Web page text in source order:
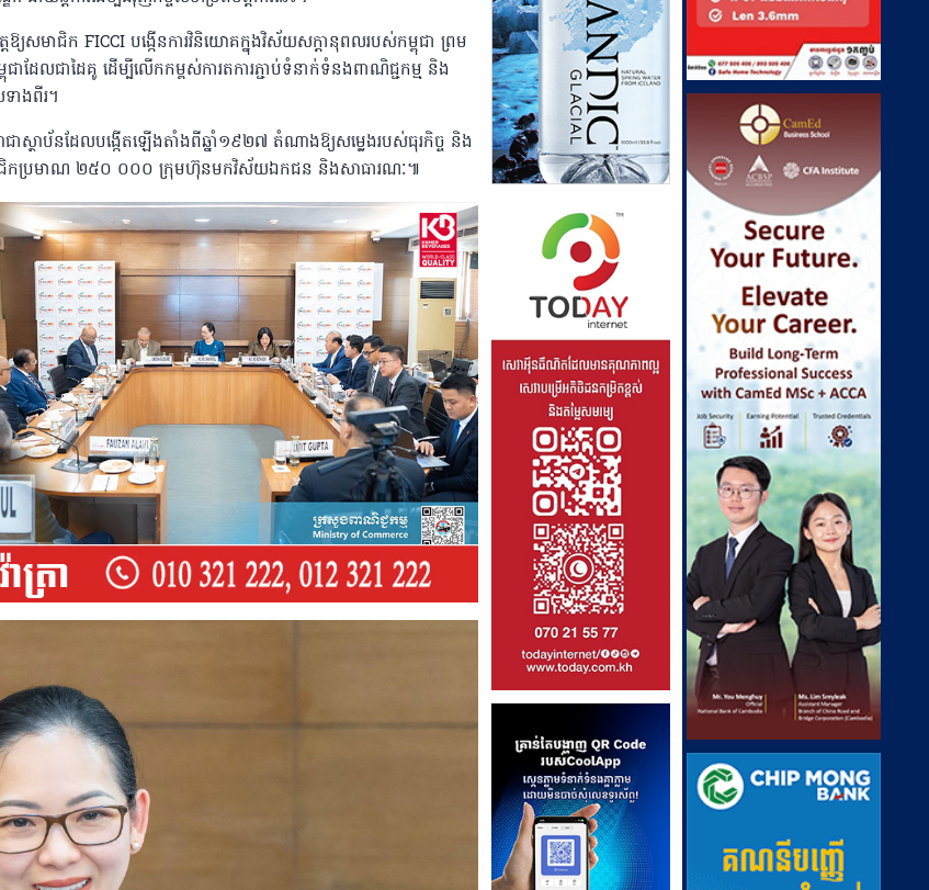
តឱ្យសមាជិក FICCI បង្កើនការវិនិយោគក្នុងវិស័យសក្ដានុពលរបស់កម្ពុជា ព្រម
ែលជាដៃគូ ដើម្បីលើកកម្ពស់ការតការភ្ជាប់ទំនាក់ទំនងពាណិជ្ជកម្ម និង
ាងពីរ។
ស្ថាប័នដែលបង្កើតឡើងតាំងពីឆ្នាំ១៩២៧ តំណាងឱ្យសម្លេងរបស់ធុរកិច្ច និង
ជិកប្រមាណ ២៥០ ០០០ ក្រុមហ៊ុនមកវិស័យឯកជន និងសាធារណៈ៕